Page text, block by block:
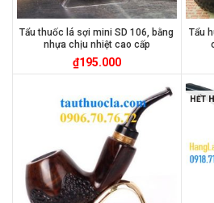
Tẩu thuốc lá sợi mini SD 106, bằng
nhựa chịu nhiệt cao cấp
₫195.000
Tẩu
HẾT